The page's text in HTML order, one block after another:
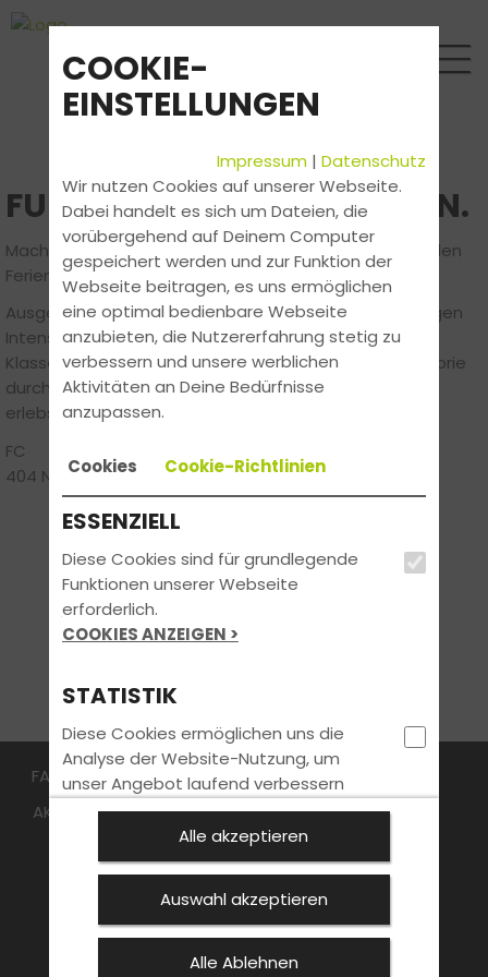
FUN, FERIEN, FÜHRERSCHEIN.
Mach Deinen Führerschein im FührerscheinCamp - in den
Ferien und mit viel Fun.
Ausgewählte Fahr-Trainer bereiten Dich in 7 bis 14 Tagen
Intensivkurs auf die Theorie- und Praxis-Prüfung in der
Klasse B vor. Mit Camp-Kameraden ziehst Du die Theorie
durch, zeigst in Praxisstunden, was Du drauf hast und
erlebst noch jede Menge Camp-Action.
FC
404 NOT FOUND
FAHRSCHULE FüHRERSCHEIN
Aufbauseminar
AKTUELLES
Online Voranmeldung
ANMELDEN
WEITERE ANGEBOTE
Bleib immer auf dem neuesten Stand:
COOKIE-
EINSTELLUNGEN
Impressum |Datenschutz
Wir nutzen Cookies auf unserer Webseite.
Dabei handelt es sich um Dateien, die
vorübergehend auf Deinem Computer
gespeichert werden und zur Funktion der
Webseite beitragen, es uns ermöglichen
eine optimal bedienbare Webseite
anzubieten, die Nutzererfahrung stetig zu
verbessern und unsere werblichen
Aktivitäten an Deine Bedürfnisse
anzupassen.
Cookies Cookie-Richtlinien
ESSENZIELL
Diese Cookies sind für grundlegende
Funktionen unserer Webseite
erforderlich.
COOKIES ANZEIGEN >
STATISTIK
Diese Cookies ermöglichen uns die
Analyse der Website-Nutzung, um
unser Angebot laufend verbessern
können. Hierfür möchten wir
statistische Informationen ohne
Personenbezug erheben.
MARKETING
Alle akzeptieren
Auswahl akzeptieren
Alle Ablehnen